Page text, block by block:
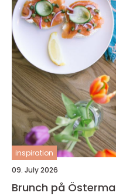
inspiration
09. July 2026
Brunch på